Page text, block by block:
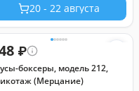
20 - 22 августа
₽
боксеры, модель 212,
(Мерцание)